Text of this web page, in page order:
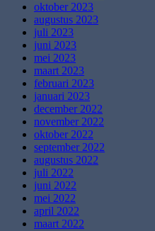
oktober 2023
augustus 2023
juli 2023
juni 2023
mei 2023
maart 2023
februari 2023
januari 2023
december 2022
november 2022
oktober 2022
september 2022
augustus 2022
juli 2022
juni 2022
mei 2022
april 2022
maart 2022